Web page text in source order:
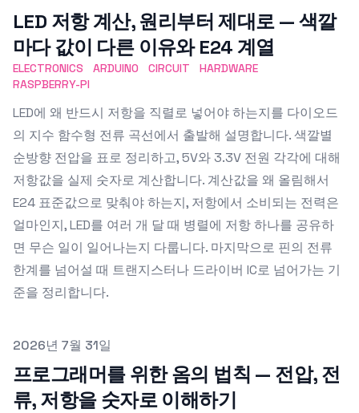
LED 저항 계산, 원리부터 제대로 — 색깔
마다 값이 다른 이유와 E24 계열
ELECTRONICS ARDUINO CIRCUIT
HARDWARE
RASPBERRY-PI
LED에 왜 반드시 저항을 직렬로 넣어야 하는지를 다이오드
의 지수 함수형 전류 곡선에서 출발해 설명합니다. 색깔별
순방향 전압을 표로 정리하고, 5V와 3.3V 전원 각각에 대해
저항값을 실제 숫자로 계산합니다. 계산값을 왜 올림해서
E24 표준값으로 맞춰야 하는지, 저항에서 소비되는 전력은
얼마인지, LED를 여러 개 달 때 병렬에 저항 하나를 공유하
면 무슨 일이 일어나는지 다룹니다. 마지막으로 핀의 전류
한계를 넘어설 때 트랜지스터나 드라이버 IC로 넘어가는 기
준을 정리합니다.
Published on
2026년 7월 31일
프로그래머를 위한 옴의 법칙 — 전압, 전
류, 저항을 숫자로 이해하기